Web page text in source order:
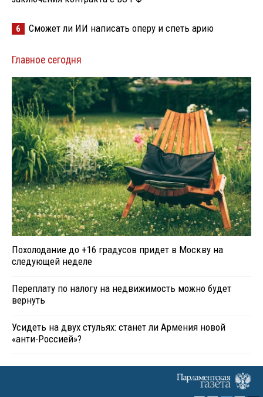
6 Сможет ли ИИ написать оперу и спеть арию
Главное сегодня
Похолодание до +16 градусов придет в Москву на
следующей неделе
Переплату по налогу на недвижимость можно будет
вернуть
Усидеть на двух стульях: станет ли Армения новой
«анти-Россией»?